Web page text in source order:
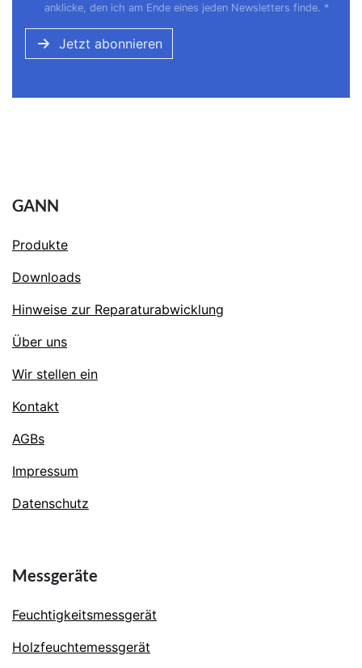
anklicke, den ich am Ende eines jeden Newsletters finde. *
Jetzt abonnieren
GANN
Produkte
Downloads
Hinweise zur Reparaturabwicklung
Über uns
Wir stellen ein
Kontakt
AGBs
Impressum
Datenschutz
Messgeräte
Feuchtigkeitsmessgerät
Holzfeuchtemessgerät